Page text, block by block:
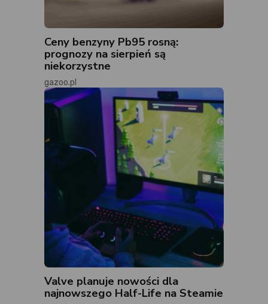
Ceny benzyny Pb95 rosną:
prognozy na sierpień są
niekorzystne
gazoo.pl
Valve planuje nowości dla
najnowszego Half-Life na Steamie